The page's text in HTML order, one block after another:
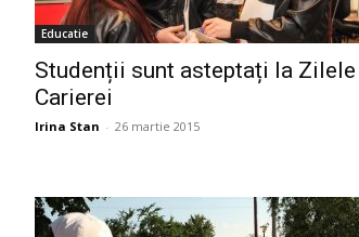
Educatie
Studenții sunt asteptați la Zilele
Carierei
Irina Stan - 26 martie 2015